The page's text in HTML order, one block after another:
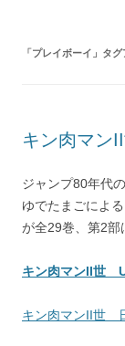
「プレイボーイ 」タ
キン肉マン
ジャンプ80年代
ゆでたまごによる
が全29巻、第2部
キン肉マンII世
キン肉マンII世